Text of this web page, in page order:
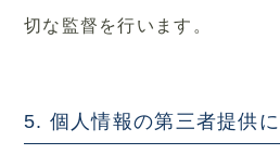
切な監督を行います。
5. 個人情報の第三者提供